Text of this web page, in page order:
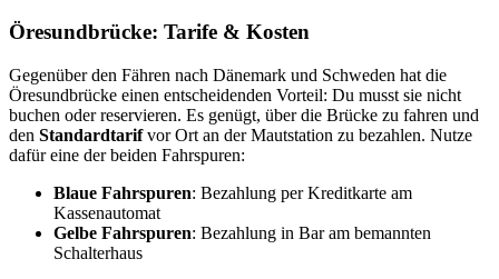
Öresundbrücke: Tarife & Kosten
Gegenüber den Fähren nach Dänemark und Schweden hat die
Öresundbrücke einen entscheidenden Vorteil: Du musst sie nicht
buchen oder reservieren. Es genügt, über die Brücke zu fahren und
den Standardtarifvor Ort an der Mautstation zu bezahlen. Nutze
dafür eine der beiden Fahrspuren:
Blaue Fahrspuren: Bezahlung per Kreditkarte am
Kassenautomat
Gelbe Fahrspuren: Bezahlung in Bar am bemannten
Schalterhaus